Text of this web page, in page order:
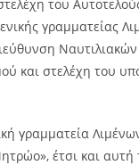
του
γραμματείας
και στελέχη του
γραμματεία
έτσι και αυτή